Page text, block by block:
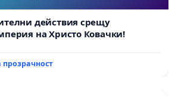
действия срещу
на Христо Ковачки!